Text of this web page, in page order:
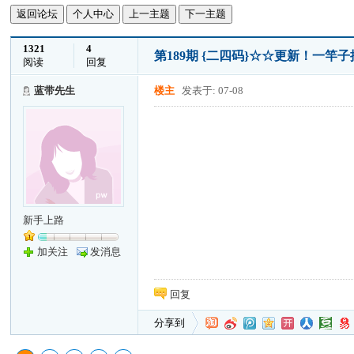
返回论坛 个人中心 上一主题 下一主题
1321
阅读
4
回复
第189期 {二四码}☆☆更新！一竿子
蓝带先生
新手上路
加关注 发消息
楼主 发表于: 07-08
回复
分享到